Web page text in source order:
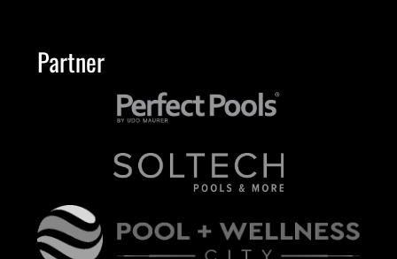
Partner